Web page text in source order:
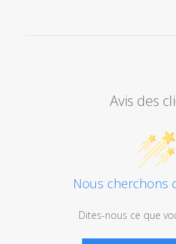
Avis des
Nous cherchons
Dites-nous ce que